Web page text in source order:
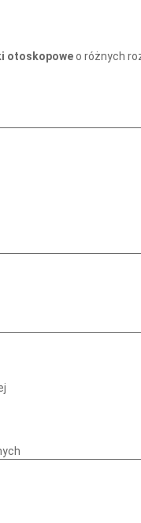
otoskopoweo różnych